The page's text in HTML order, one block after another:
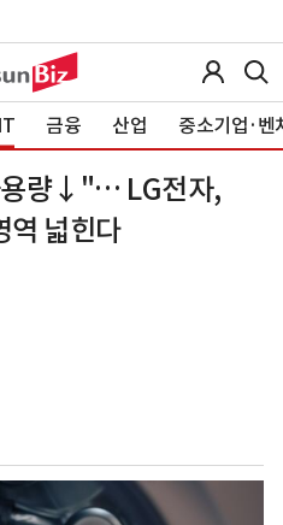
IT 금융 산업 중소기업·벤
용량↓"… LG전자,
역 넓힌다